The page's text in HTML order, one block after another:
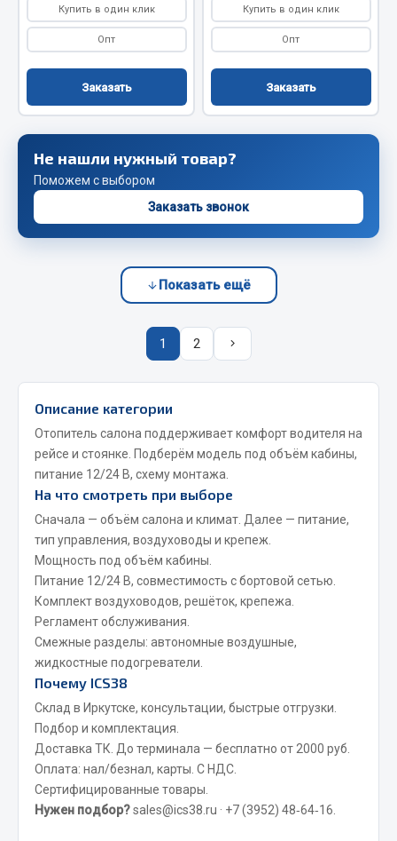
Система выпуска газа
Система охлаждения
Весь раздел
Запчасти SHAANXI (SHACMAN)
Система охлаждения
Показать ещё
Весь раздел
Запчасти FAW
Подвеска
Двигатель
Система охлаждения
Сцепление
Ось передняя
Тормозная система
Электрооборудование
Показать ещё
Весь раздел
Купить в один клик
Опт
Заказать
Купить в один клик
Опт
Заказать
Не нашли нужный товар?
Поможем с выбором
Заказать звонок
Показать ещё
1 2
Описание категории
Отопитель салона поддерживает комфорт водителя на
рейсе и стоянке. Подберём модель под объём кабины,
питание 12/24 В, схему монтажа.
На что смотреть при выборе
Сначала — объём салона и климат. Далее — питание,
тип управления, воздуховоды и крепеж.
Мощность под объём кабины.
Питание 12/24 В, совместимость с бортовой сетью.
Комплект воздуховодов, решёток, крепежа.
Регламент обслуживания.
Смежные разделы: автономные воздушные,
жидкостные подогреватели
Почему ICS38
Склад в Иркутске, консультации, быстрые отгрузки.
Подбор и комплектация.
Доставка ТК. До терминала — бесплатно от 2000 руб.
Оплата: нал/безнал, карты. С НДС.
Сертифицированные товары.
Нужен подбор?sales@ics38.ru · +7 (3952) 48‑64‑16